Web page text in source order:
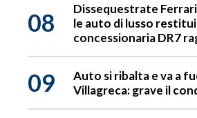
08
Dissequestrate
le auto di lusso
concessionaria DR7
09
Auto si ribalta e va a
Villagreca: grave il